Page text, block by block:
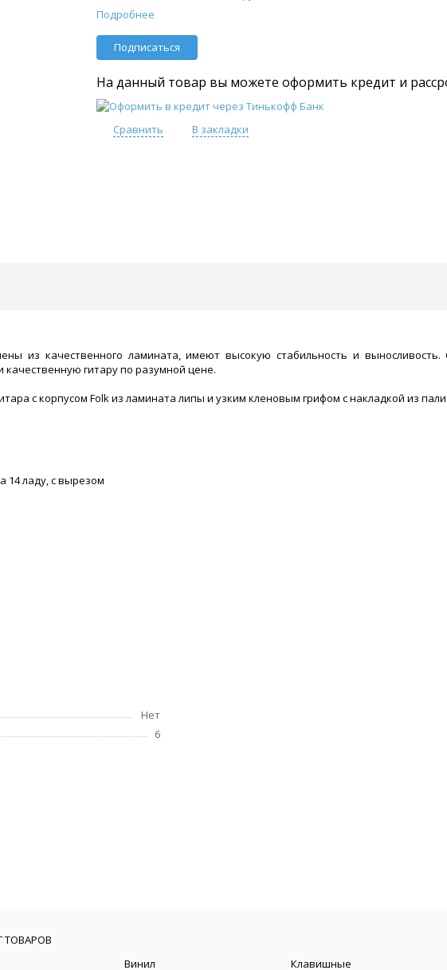
Подробнее
Подписаться
На данный товар вы можете оформить кредит и
Сравнить В закладки
из качественного ламината, имеют высокую стабильность и
качественную гитару по разумной цене.
с корпусом Folk из ламината липы и узким кленовым грифом с накладкой из
14 ладу, с вырезом
Нет
6
ТОВАРОВ
Винил Клавишные